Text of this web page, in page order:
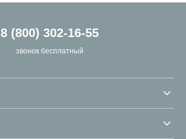
8 (800) 302-16-55
звонок бесплатный